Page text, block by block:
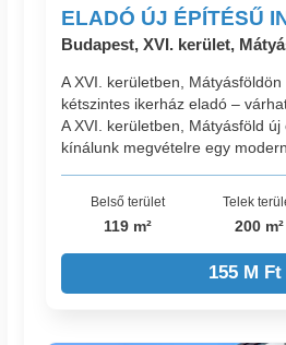
ELADÓ ÚJ ÉPÍTÉSŰ
Budapest, XVI. kerület,
A XVI. kerületben,
kétszintes ikerház eladó –
A XVI. kerületben, Mátyásföld
kínálunk megvételre egy
Belső terület
119 m²
Telek
200 m²
155 M Ft